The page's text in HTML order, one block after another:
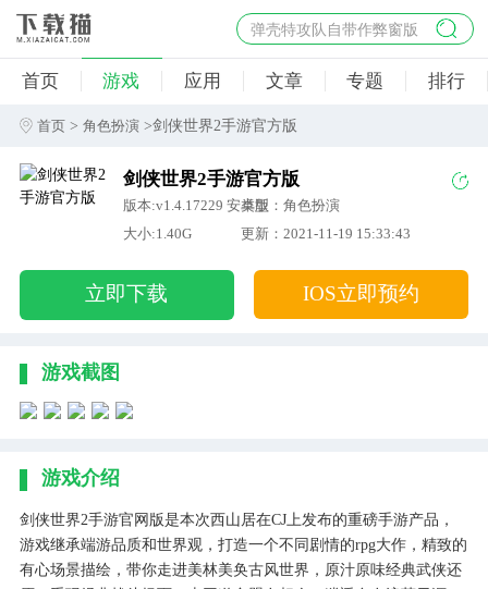
弹壳特攻队自带作弊窗版
杀手47行动
地狱幸存者破解版
首页 游戏 应用 文章 专题 排行
首页 >角色扮演 >剑侠世界2手游官方版
剑侠世界2手游官方版
版本:v1.4.17229 安卓版类型：角色扮演
大小:1.40G
更新：2021-11-19 15:33:43
立即下载 IOS立即预约
游戏截图
游戏介绍
剑侠世界2手游官网版是本次西山居在CJ上发布的重磅手游产品，
游戏继承端游品质和世界观，打造一个不同剧情的rpg大作，精致的
有心场景描绘，带你走进美林美奂古风世界，原汁原味经典武侠还